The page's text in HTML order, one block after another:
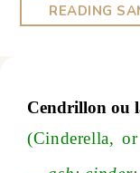
READING
Cendrillon ou
(Cinderella,